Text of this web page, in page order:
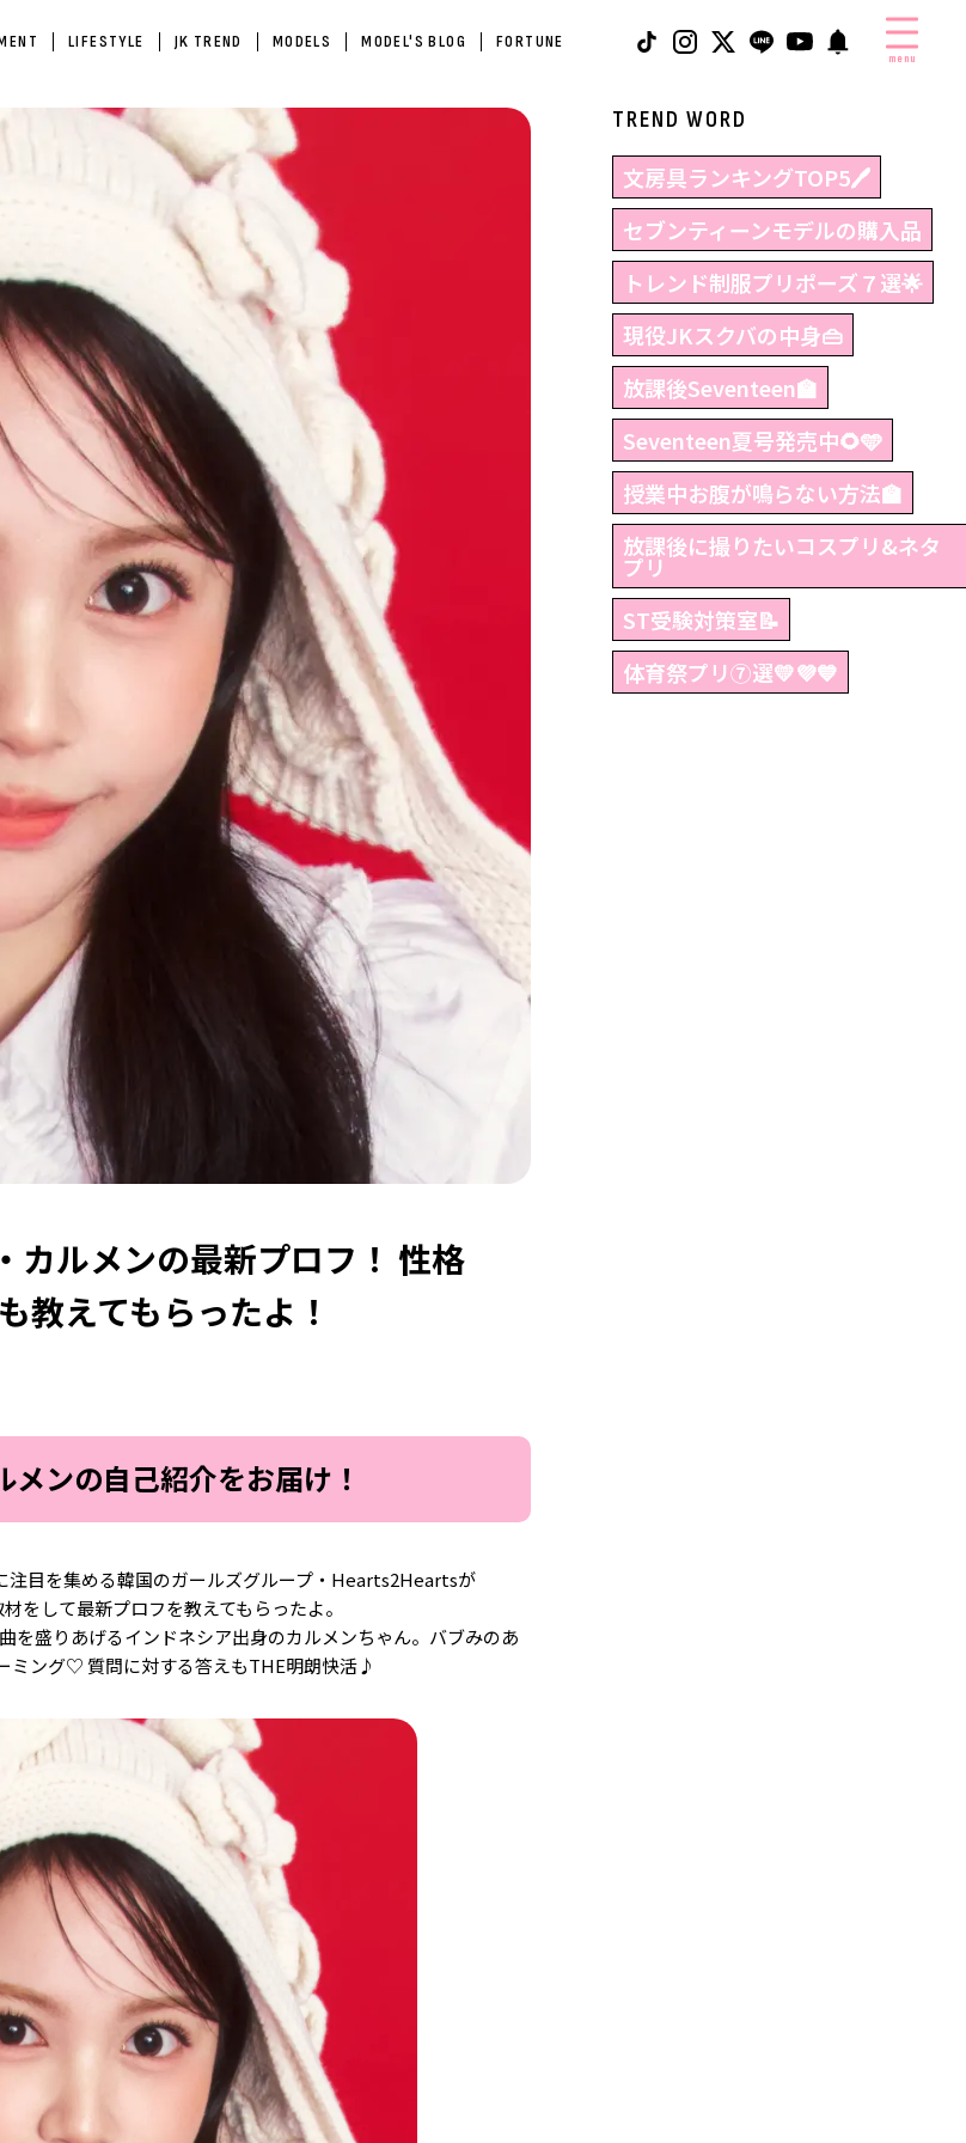
LIFESTYLE JK TREND MODELS MODEL'S BLOG FORTUNE
menu
ルメンの最新プロフ！ 性格
教えてもらったよ！
ンの自己紹介をお届け！
注目を集める韓国のガールズグループ・Hearts2Heartsが
して最新プロフを教えてもらったよ。
を盛りあげるインドネシア出身のカルメンちゃん。バブみのあ
ミング♡ 質問に対する答えもTHE明朗快活♪
TREND WORD
文房具ランキングTOP5🖊
セブンティーンモデルの購入品
トレンド制服プリポーズ７選🌟
現役JKスクバの中身👜
放課後Seventeen🏫
Seventeen夏号発売中🌻🩵
授業中お腹が鳴らない方法🏫
放課後に撮りたいコスプリ&ネタ
プリ
ST受験対策室📝
体育祭プリ⑦選💛💜💙